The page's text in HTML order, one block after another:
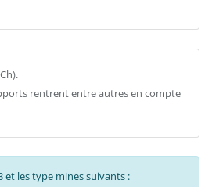
rentrent entre autres en compte
et les type mines suivants :